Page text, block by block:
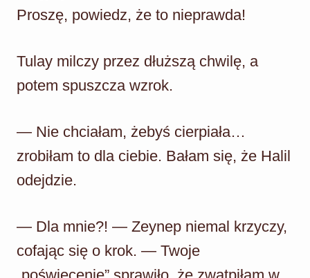
Proszę, powiedz, że to nieprawda!
Tulay milczy przez dłuższą chwilę, a
potem spuszcza wzrok.
— Nie chciałam, żebyś cierpiała…
zrobiłam to dla ciebie. Bałam się, że Halil
odejdzie.
— Dla mnie?! — Zeynep niemal krzyczy,
cofając się o krok. — Twoje